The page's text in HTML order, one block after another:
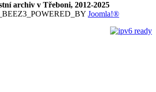
archiv v Třeboni, 2012-2025
Joomla!®